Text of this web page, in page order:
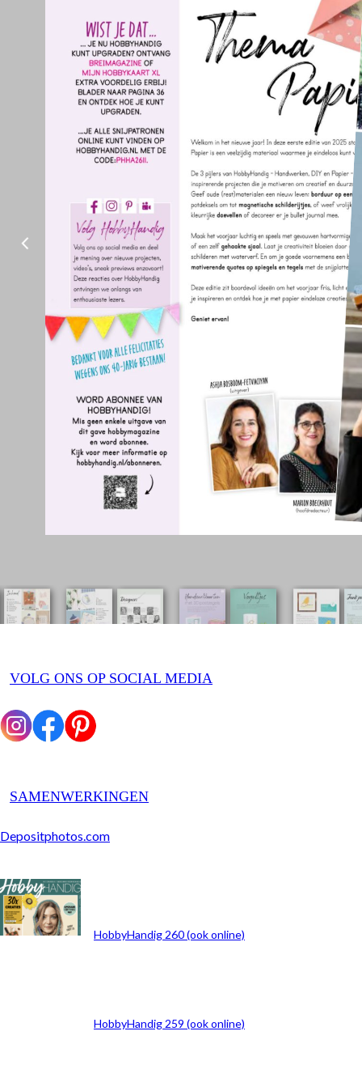
VOLG ONS OP SOCIAL MEDIA
SAMENWERKINGEN
Depositphotos.com
ARCHIEF
HobbyHandig 260 (ook online)
HobbyHandig 259 (ook online)